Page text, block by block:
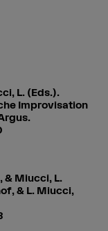
L. (Eds.).
Improvisation
& Miucci, L.
& L. Miucci,